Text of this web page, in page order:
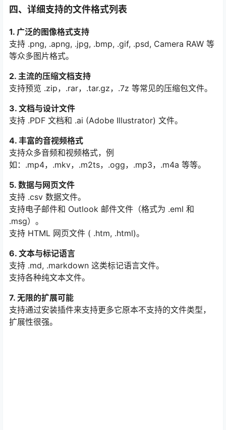
四、详细支持的文件格式列表
1. 广泛的图像格式支持
支持 .png, .apng, .jpg, .bmp, .gif, .psd, Camera RAW 等
等众多图片格式。
2. 主流的压缩文档支持
支持预览 .zip，.rar，.tar.gz，.7z 等常见的压缩包文件。
3. 文档与设计文件
支持 .PDF 文档和 .ai (Adobe Illustrator) 文件。
4. 丰富的音视频格式
支持众多音频和视频格式，例
如：.mp4，.mkv，.m2ts，.ogg，.mp3，.m4a 等等。
5. 数据与网页文件
支持 .csv 数据文件。
支持电子邮件和 Outlook 邮件文件（格式为 .eml 和
.msg）。
支持 HTML 网页文件 ( .htm, .html)。
6. 文本与标记语言
支持 .md, .markdown 这类标记语言文件。
支持各种纯文本文件。
7. 无限的扩展可能
支持通过安装插件来支持更多它原本不支持的文件类型，
扩展性很强。